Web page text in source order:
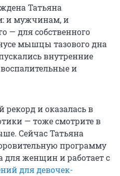
Татьяна
и мужчинам, и
— для собственного
мышцы тазового дна
внутренние
и
рекорд и оказалась в
— тоже смотрите в
Сейчас Татьяна
программу
для женщин и работает с
для девочек-